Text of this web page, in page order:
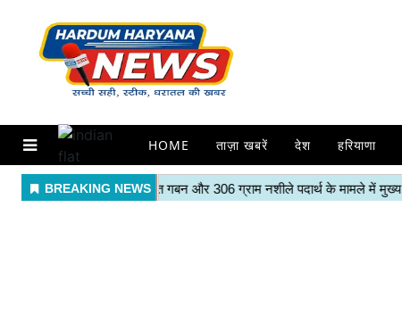
HOME ताज़ा खबरें देश हरियाणा